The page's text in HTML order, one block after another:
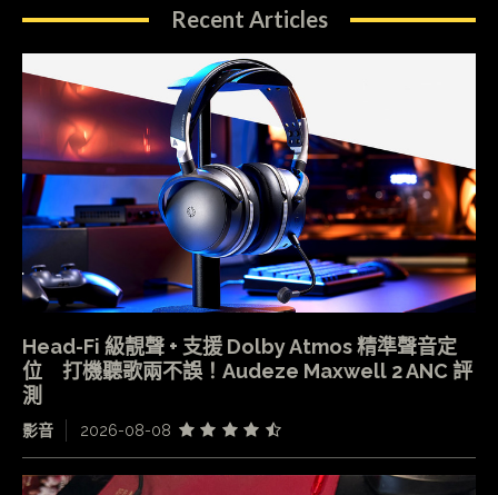
Recent Articles
Head-Fi 級靚聲 + 支援 Dolby Atmos 精準聲音定
位 打機聽歌兩不誤！Audeze Maxwell 2 ANC 評
測
影音 2026-08-08